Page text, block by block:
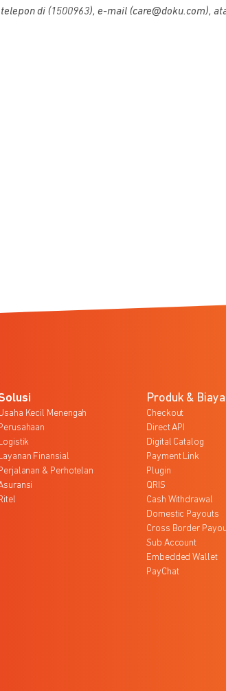
di (1500963), e-mail (care@doku.com),
Kecil Menengah
Finansial
& Perhotelan
Produk & Biaya
Checkout
Direct API
Digital Catalog
Payment Link
Plugin
QRIS
Cash Withdrawal
Domestic Payouts
Cross Border
Sub Account
Embedded Wallet
PayChat